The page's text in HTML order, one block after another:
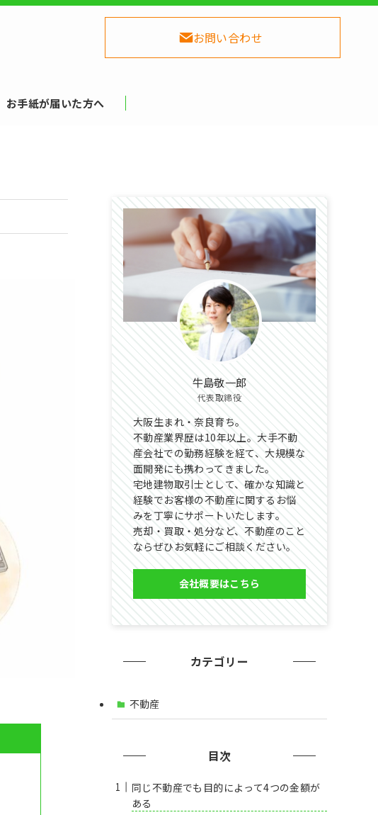
お手紙が届いた方へ
お問い合わせ
牛島敬一郎
代表取締役
大阪生まれ・奈良育ち。
不動産業界歴は10年以上。大手不動
産会社での勤務経験を経て、大規模な
面開発にも携わってきました。
宅地建物取引士として、確かな知識と
経験でお客様の不動産に関するお悩
みを丁寧にサポートいたします。
売却・買取・処分など、不動産のこと
ならぜひお気軽にご相談ください。
会社概要はこちら
カテゴリー
不動産
目次
同じ不動産でも目的によって4つの金額が
ある